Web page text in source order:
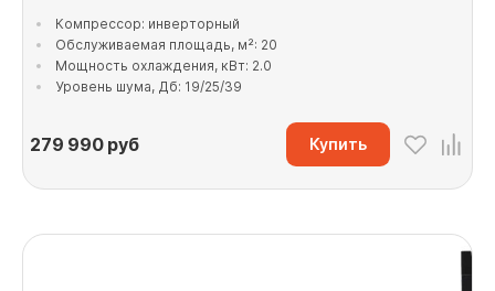
Компрессор: инверторный
Обслуживаемая площадь, м²: 20
Мощность охлаждения, кВт: 2.0
Уровень шума, Дб: 19/25/39
279 990руб Купить